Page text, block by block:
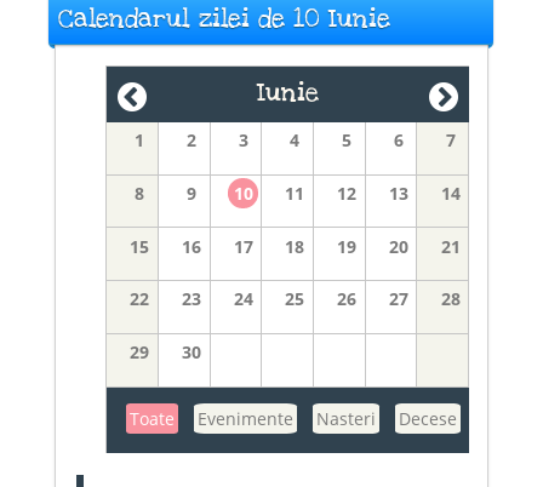
Calendarul zilei de 10 Iunie
Iunie
1 2 3 4 5 6 7
8 9 10 11 12 13 14
15 16 17 18 19 20 21
22 23 24 25 26 27 28
29 30
Toate Evenimente Nasteri Decese